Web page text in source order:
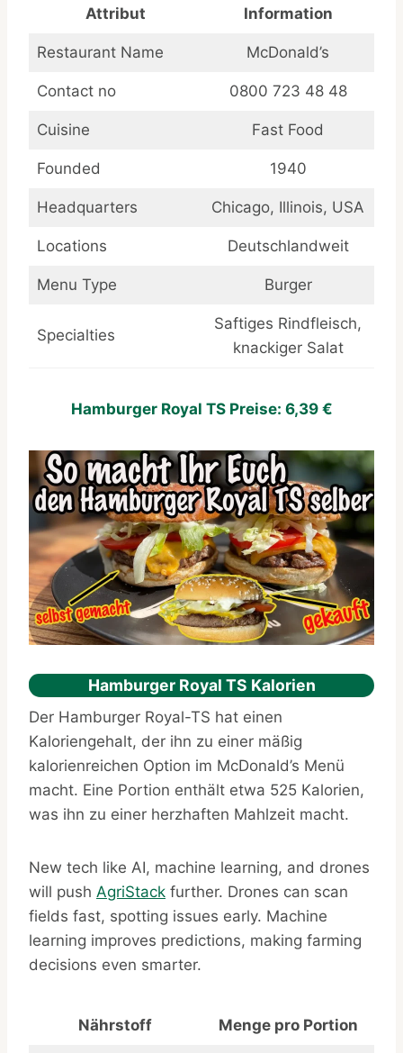
Attribut Information
Restaurant Name McDonald’s
Contact no 0800 723 48 48
Cuisine Fast Food
Founded 1940
Headquarters Chicago, Illinois, USA
Locations Deutschlandweit
Menu Type Burger
Specialties
Saftiges Rindfleisch,
knackiger Salat
Hamburger Royal TS Preise: 6,39 €
Hamburger Royal TS Kalorien
Der Hamburger Royal-TS hat einen
Kaloriengehalt, der ihn zu einer mäßig
kalorienreichen Option im McDonald’s Menü
macht. Eine Portion enthält etwa 525 Kalorien,
was ihn zu einer herzhaften Mahlzeit macht.
New tech like AI, machine learning, and drones
will push AgriStack further. Drones can scan
fields fast, spotting issues early. Machine
learning improves predictions, making farming
decisions even smarter.
Nährstoff Menge pro Portion